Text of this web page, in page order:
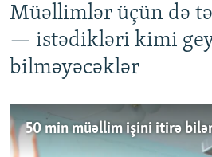
Müəllimlər üçün də
— istədikləri kimi
bilməyəcəklər